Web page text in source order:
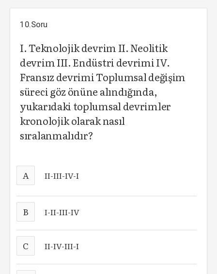
10.Soru
I. Teknolojik devrim II. Neolitik
devrim III. Endüstri devrimi IV.
Fransız devrimi Toplumsal değişim
süreci göz önüne alındığında,
yukarıdaki toplumsal devrimler
kronolojik olarak nasıl
sıralanmalıdır?
A II-III-IV-I
B I-II-III-IV
C II-IV-III-I